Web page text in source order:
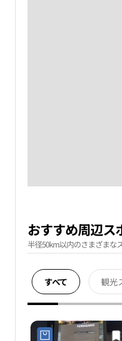
おすすめ周辺ス
半径50km以内のさまざまな
すべて 観光